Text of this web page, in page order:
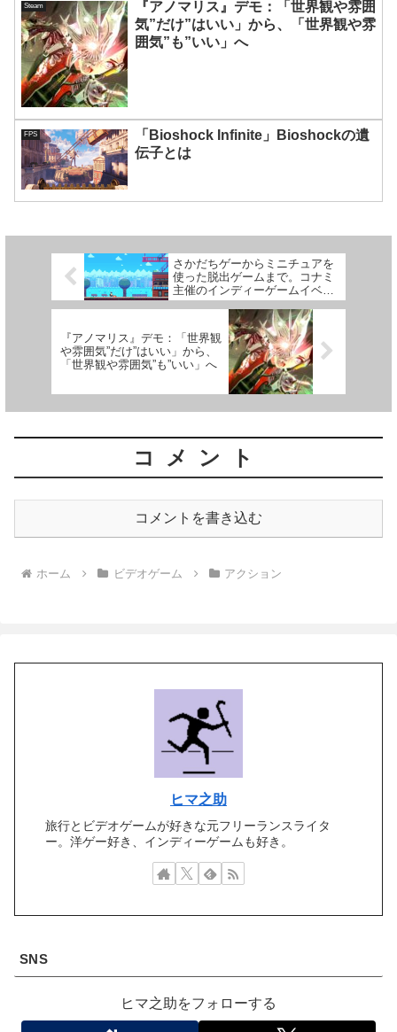
Steam
『アノマリス』デモ：「世界観や雰囲
気”だけ”はいい」から、「世界観や雰
囲気”も”いい」へ
FPS
「Bioshock Infinite」Bioshockの遺
伝子とは
さかだちゲーからミニチュアを
使った脱出ゲームまで。コナミ
主催のインディーゲームイベン
ト「Indie Games Connect
2022」レポート
『アノマリス』デモ：「世界観
や雰囲気”だけ”はいい」から、
「世界観や雰囲気”も”いい」へ
コメント
コメントを書き込む
ホーム ビデオゲーム アクション
ヒマ之助
旅行とビデオゲームが好きな元フリーランスライタ
ー。洋ゲー好き、インディーゲームも好き。
SNS
ヒマ之助をフォローする